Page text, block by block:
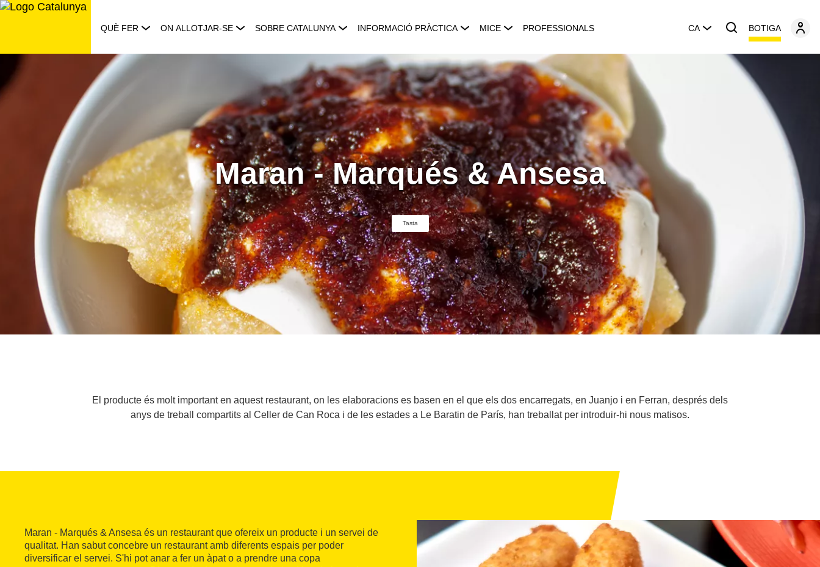
Saltar
QUÈ FER ON ALLOTJAR-SE SOBRE CATALUNYA INFORMACIÓ PRÀCTICA MICE PROFESSIONALS CA BOTIGA
Maran - Marqués & Ansesa
Tasta
El producte és molt important en aquest restaurant, on les elaboracions es basen en el que els dos encarregats, en Juanjo i en Ferran, després dels
anys de treball compartits al Celler de Can Roca i de les estades a Le Baratin de París, han treballat per introduir-hi nous matisos.
Maran - Marqués & Ansesa és un restaurant que ofereix un producte i un servei de
qualitat. Han sabut concebre un restaurant amb diferents espais per poder
diversificar el servei. S'hi pot anar a fer un àpat o a prendre una copa